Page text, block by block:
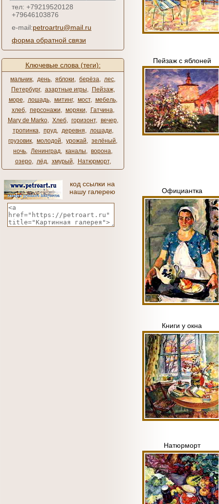
тел: +79219520128
+79646103876
e-mail:petroartru@mail.ru
форма обратной связи
Ключевые слова (теги):
мальчик, день, яблоки, берёза, лес,
Петербург, азартные игры, Пейзаж,
море, лошадь, митинг, мост, мебель,
хлеб, персонажи, моряки, Гатчина,
Mary de Marko, Хлеб, горизонт, вечер,
тропинка, пруд, деревня, лошади,
грузовик, молодой, урожай, зелёный,
ночь, Ленинград, каналы, ворона,
озеро, лёд, хмурый, Натюрморт,
код ссылки на
нашу галерею
Пейзаж с яблоней
Официантка
Книги у окна
Натюрморт